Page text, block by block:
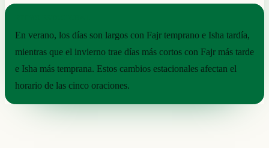
En verano, los días son largos con Fajr temprano e Isha tardía,
mientras que el invierno trae días más cortos con Fajr más tarde
e Isha más temprana. Estos cambios estacionales afectan el
horario de las cinco oraciones.